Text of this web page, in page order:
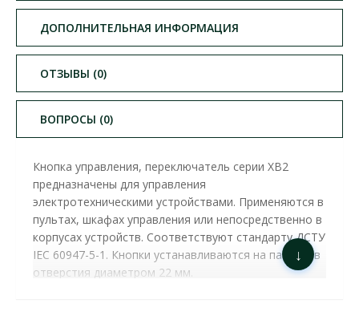
ДОПОЛНИТЕЛЬНАЯ ИНФОРМАЦИЯ
ОТЗЫВЫ (0)
ВОПРОСЫ (0)
Кнопка управления, переключатель серии XB2
предназначены для управления
электротехническими устройствами. Применяются в
пультах, шкафах управления или непосредственно в
корпусах устройств. Соответствуют стандарту ДСТУ
ІЕС 60947-5-1. Кнопки устанавливаются на панели, в
отверстия диаметром 22 мм.
↓